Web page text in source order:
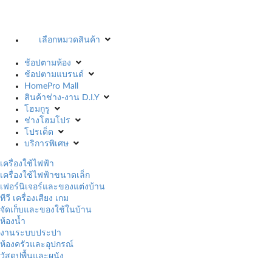
เลือกหมวดสินค้า
ช้อปตามห้อง
ช้อปตามแบรนด์
HomePro Mall
สินค้าช่าง-งาน D.I.Y
โฮมกูรู
ช่างโฮมโปร
โปรเด็ด
บริการพิเศษ
เครื่องใช้ไฟฟ้า
เครื่องใช้ไฟฟ้าขนาดเล็ก
เฟอร์นิเจอร์และของแต่งบ้าน
ทีวี เครื่องเสียง เกม
จัดเก็บและของใช้ในบ้าน
ห้องน้ำ
งานระบบประปา
ห้องครัวและอุปกรณ์
วัสดุปูพื้นและผนัง